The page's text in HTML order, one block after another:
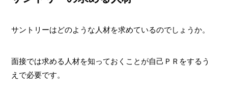
サントリーはどのような人材を求めているのでしょうか。
面接では求める人材を知っておくことが自己ＰＲをするう
えで必要です。